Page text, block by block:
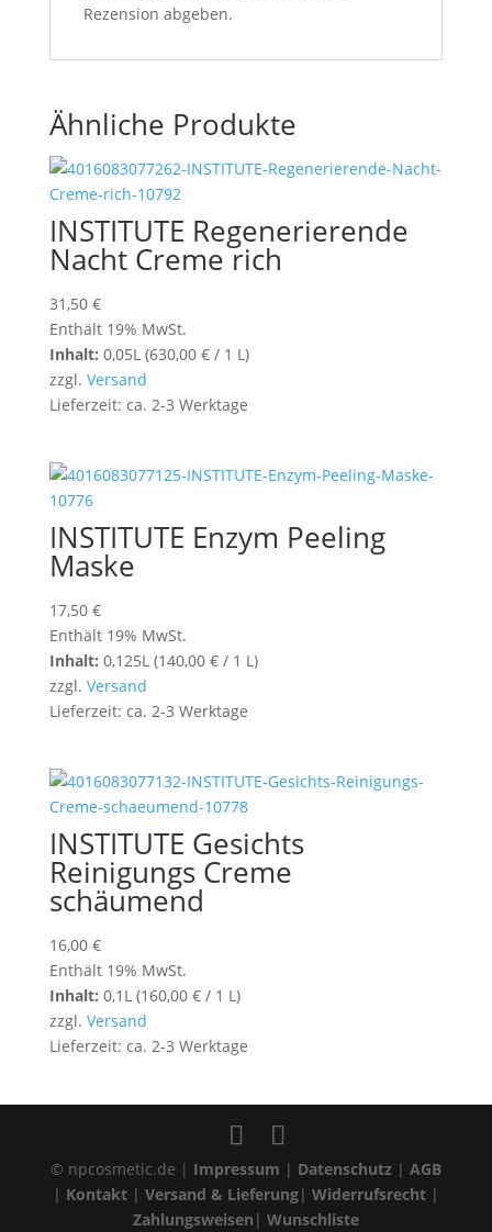
Rezension abgeben.
Ähnliche Produkte
INSTITUTE Regenerierende
Nacht Creme rich
31,50 €
Enthält 19% MwSt.
Inhalt: 0,05L (630,00 €/ 1 L)
zzgl. Versand
Lieferzeit: ca. 2-3 Werktage
INSTITUTE Enzym Peeling
Maske
17,50 €
Enthält 19% MwSt.
Inhalt: 0,125L (140,00 €/ 1 L)
zzgl. Versand
Lieferzeit: ca. 2-3 Werktage
INSTITUTE Gesichts
Reinigungs Creme
schäumend
16,00 €
Enthält 19% MwSt.
Inhalt: 0,1L (160,00 €/ 1 L)
zzgl. Versand
Lieferzeit: ca. 2-3 Werktage
© npcosmetic.de | Impressum | Datenschutz | AGB
| Kontakt| Versand & Lieferung| Widerrufsrecht|
Zahlungsweisen | Wunschliste